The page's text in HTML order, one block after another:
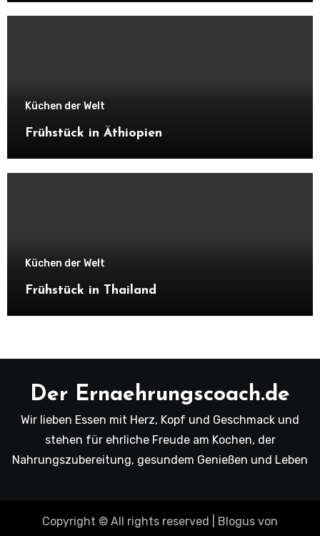
Küchen der Welt
Frühstück in Äthiopien
Küchen der Welt
Frühstück in Thailand
Der Ernaehrungscoach.de
Wir lieben Essen mit Herz, Kopf und Geschmack und
stehen für ehrliche Freude am Kochen, der
Nahrungszubereitung, gesundem Genießen und Leben
Copyright © All rights reserved Blogus von